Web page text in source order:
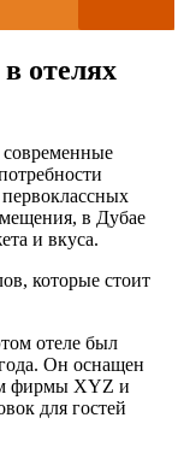
отелях
в Дубае
и вкуса.
которые стоит
отеле был
Он оснащен
фирмы XYZ и
для гостей